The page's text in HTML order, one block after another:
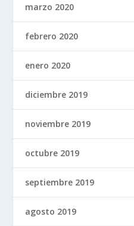
marzo 2020
febrero 2020
enero 2020
diciembre 2019
noviembre 2019
octubre 2019
septiembre 2019
agosto 2019